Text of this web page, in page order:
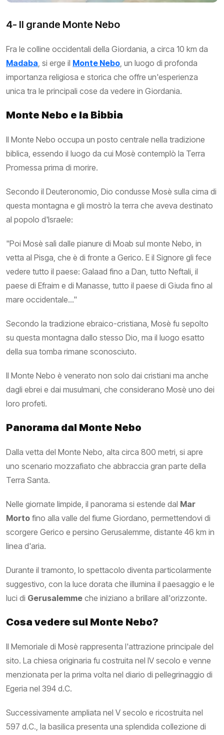
4- Il grande Monte Nebo
Fra le colline occidentali della Giordania, a circa 10 km da
Madaba, si erge il Monte Nebo, un luogo di profonda
importanza religiosa e storica che offre un'esperienza
unica tra le principali cose da vedere in Giordania.
Monte Nebo e la Bibbia
Il Monte Nebo occupa un posto centrale nella tradizione
biblica, essendo il luogo da cui Mosè contemplò la Terra
Promessa prima di morire.
Secondo il Deuteronomio, Dio condusse Mosè sulla cima di
questa montagna e gli mostrò la terra che aveva destinato
al popolo d'Israele:
"Poi Mosè salì dalle pianure di Moab sul monte Nebo, in
vetta al Pisga, che è di fronte a Gerico. E il Signore gli fece
vedere tutto il paese: Galaad fino a Dan, tutto Neftali, il
paese di Efraim e di Manasse, tutto il paese di Giuda fino al
mare occidentale..."
Secondo la tradizione ebraico-cristiana, Mosè fu sepolto
su questa montagna dallo stesso Dio, ma il luogo esatto
della sua tomba rimane sconosciuto.
Il Monte Nebo è venerato non solo dai cristiani ma anche
dagli ebrei e dai musulmani, che considerano Mosè uno dei
loro profeti.
Panorama dal Monte Nebo
Dalla vetta del Monte Nebo, alta circa 800 metri, si apre
uno scenario mozzafiato che abbraccia gran parte della
Terra Santa.
Nelle giornate limpide, il panorama si estende dal Mar
Morto fino alla valle del fiume Giordano, permettendovi di
scorgere Gerico e persino Gerusalemme, distante 46 km in
linea d'aria.
Durante il tramonto, lo spettacolo diventa particolarmente
suggestivo, con la luce dorata che illumina il paesaggio e le
luci di Gerusalemme che iniziano a brillare all'orizzonte.
Cosa vedere sul Monte Nebo?
Il Memoriale di Mosè rappresenta l'attrazione principale del
sito. La chiesa originaria fu costruita nel IV secolo e venne
menzionata per la prima volta nel diario di pellegrinaggio di
Egeria nel 394 d.C.
Successivamente ampliata nel V secolo e ricostruita nel
597 d.C., la basilica presenta una splendida collezione di